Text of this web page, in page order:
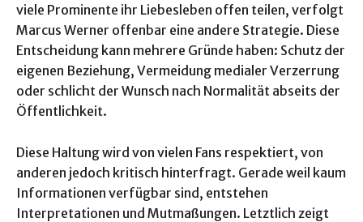
viele Prominente ihr Liebesleben offen teilen, verfolgt
Marcus Werner offenbar eine andere Strategie. Diese
Entscheidung kann mehrere Gründe haben: Schutz der
eigenen Beziehung, Vermeidung medialer Verzerrung
oder schlicht der Wunsch nach Normalität abseits der
Öffentlichkeit.
Diese Haltung wird von vielen Fans respektiert, von
anderen jedoch kritisch hinterfragt. Gerade weil kaum
Informationen verfügbar sind, entstehen
Interpretationen und Mutmaßungen. Letztlich zeigt